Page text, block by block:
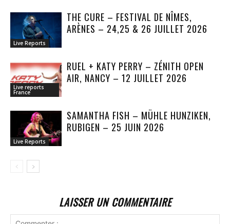
Live Reports
THE CURE – FESTIVAL DE NÎMES,
ARÈNES – 24,25 & 26 JUILLET 2026
Live reports
France
RUEL + KATY PERRY – ZÉNITH OPEN
AIR, NANCY – 12 JUILLET 2026
Live Reports
SAMANTHA FISH – MÜHLE HUNZIKEN,
RUBIGEN – 25 JUIN 2026
LAISSER UN COMMENTAIRE